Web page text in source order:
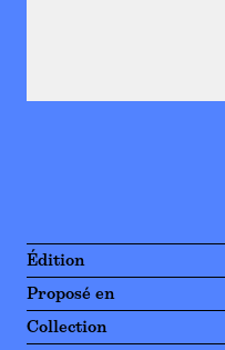
Édition
Proposé en
Collection